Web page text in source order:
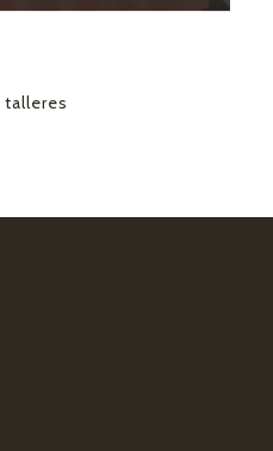
talleres